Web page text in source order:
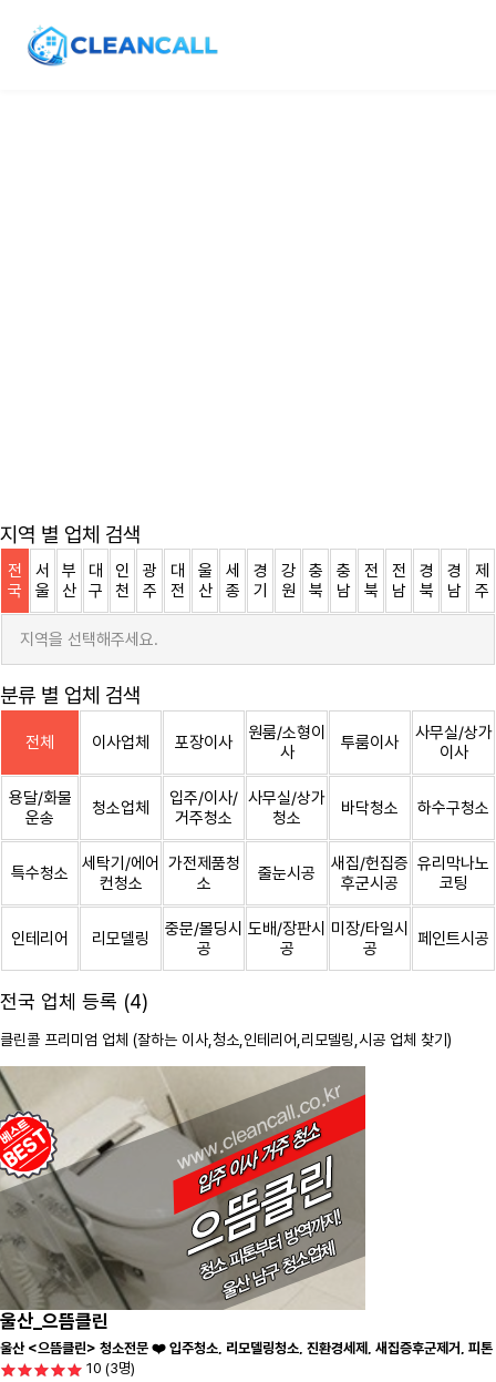
지역 별 업체 검색
전
국
서
울
부
산
대
구
인
천
광
주
대
전
울
산
세
종
경
기
강
원
충
북
충
남
전
북
전
남
경
북
경
남
제
주
지역을 선택해주세요.
분류 별 업체 검색
전체 이사업체 포장이사
원룸/소형이
사
투룸이사
사무실/상가
이사
용달/화물
운송
청소업체
입주/이사/
거주청소
사무실/상가
청소
바닥청소 하수구청소
특수청소
세탁기/에어
컨청소
가전제품청
소
줄눈시공
새집/헌집증
후군시공
유리막나노
코팅
인테리어 리모델링
중문/몰딩시
공
도배/장판시
공
미장/타일시
공
페인트시공
전국 업체 등록 (4)
클린콜 프리미엄 업체 (잘하는 이사, 청소 ,인테리어,리모델링,시공 업체 찾기)
울산_으뜸클린
울산 <으뜸클린> 청소전문 ❤️ 입주청소, 리모델링청소, 진환경세제, 새집증후군제거, 피톤
치드시공 전문 청소 업체 ❤️
10 (3명)